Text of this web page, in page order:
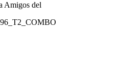
Amigos del